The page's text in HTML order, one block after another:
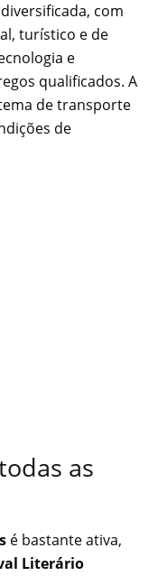
com
turístico e de
e
qualificados. A
de transporte
de
as
é bastante ativa,
Literário